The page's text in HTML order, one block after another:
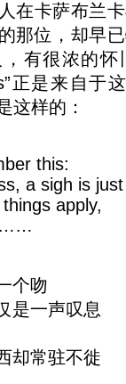
在卡萨布兰
那位，却早
有很浓的怀
正是来自于
这样的：
this:
a sigh is
apply,
个吻
是一声叹息
却常驻不徙